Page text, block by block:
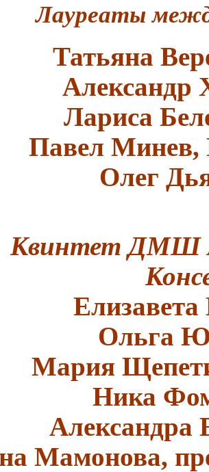
Лауреаты
Татьяна
Александр
Лариса
Павел Минев,
Олег
Квинтет ДМШ
Ольга
Мария
Ника
Александра
Мамонова,